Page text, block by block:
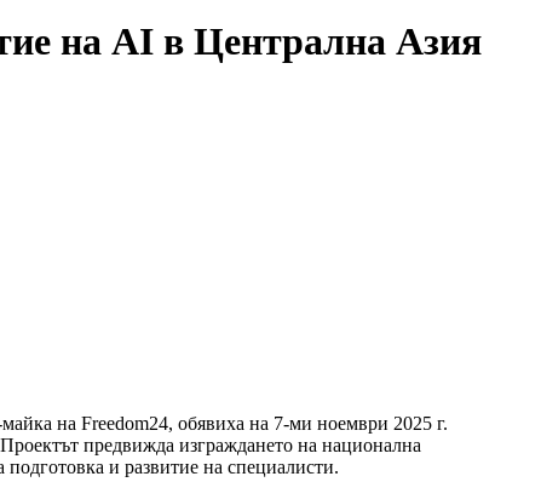
на AI в Централна Азия
на Freedom24, обявиха на 7-ми ноември 2025 г.
предвижда изграждането на национална
и развитие на специалисти.